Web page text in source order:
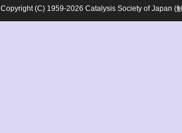
Copyright (C) 1959-2026 Catalysis Society of Japan (